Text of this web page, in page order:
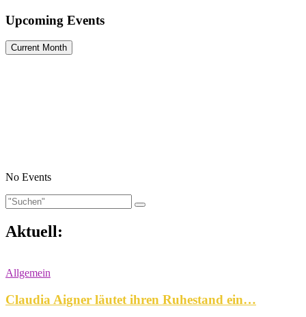
Upcoming Events
Current Month
No Events
Aktuell:
Allgemein
Claudia Aigner läutet ihren Ruhestand ein…